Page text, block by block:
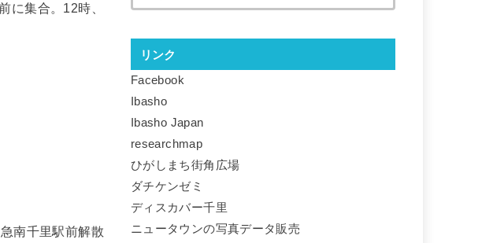
集合。12時、
南千里駅前解散
リンク
Facebook
Ibasho
Ibasho Japan
researchmap
ひがしまち街角広場
ダチケンゼミ
ディスカバー千里
ニュータウンの写真データ販売